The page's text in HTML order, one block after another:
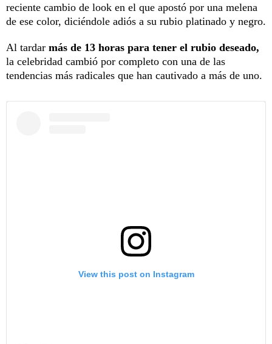
reciente cambio de look en el que apostó por una melena
de ese color, diciéndole adiós a su rubio platinado y negro.
Al tardar más de 13 horas para tener el rubio deseado,
la celebridad cambió por completo con una de las
tendencias más radicales que han cautivado a más de uno.
View this post on Instagram